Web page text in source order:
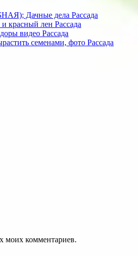
Дачные дела Рассада
красный лен Рассада
видео Рассада
семенами, фото Рассада
моих комментариев.